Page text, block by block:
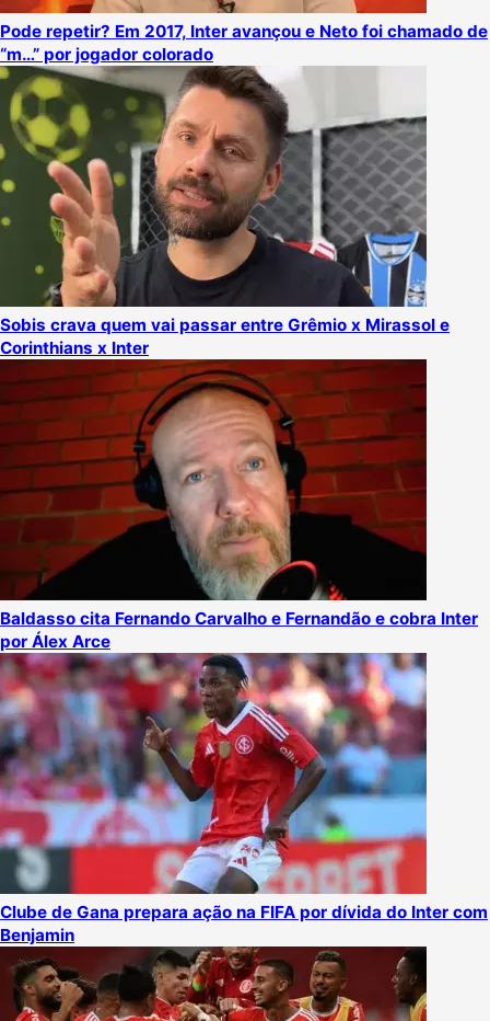
Pode repetir? Em 2017, Inter avançou e Neto foi chamado de
“m…” por jogador colorado
Sobis crava quem vai passar entre Grêmio x Mirassol e
Corinthians x Inter
Baldasso cita Fernando Carvalho e Fernandão e cobra Inter
por Álex Arce
Clube de Gana prepara ação na FIFA por dívida do Inter com
Benjamin